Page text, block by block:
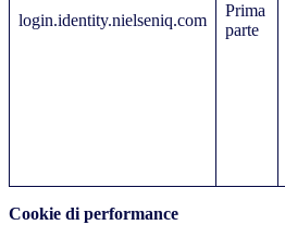
login.identity.nielseniq.com
Prima
parte
Cookie di performance